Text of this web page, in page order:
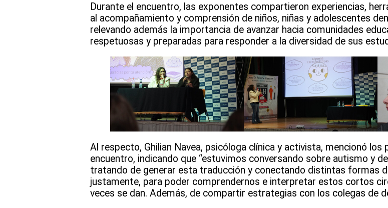
Durante el encuentro, las exponentes compartieron experiencias,
al acompañamiento y comprensión de niños, niñas y adolescentes
relevando además la importancia de avanzar hacia comunidades
respetuosas y preparadas para responder a la diversidad de sus
Al respecto, Ghilian Navea, psicóloga clínica y activista, mencionó
encuentro, indicando que “estuvimos conversando sobre autismo y
tratando de generar esta traducción y conectando distintas formas
justamente, para poder comprendernos e interpretar estos cortos
veces se dan. Además, de compartir estrategias con los colegas de